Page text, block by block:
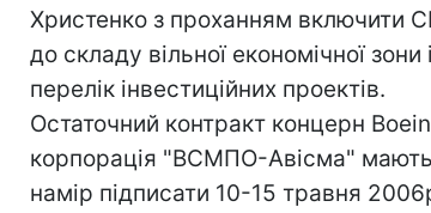
Христенко з проханням включити
до складу вільної економічної зони
перелік інвестиційних проектів.
Остаточний контракт концерн
корпорація "ВСМПО-Авісма" мають
намір підписати 10-15 травня